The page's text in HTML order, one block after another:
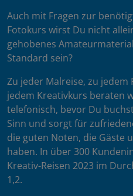
Auch mit Fragen zur
Fotokurs wirst Du nicht
gehobenes
Standard sein?
Zu jeder Malreise, zu
jedem Kreativkurs beraten
telefonisch, bevor Du
Sinn und sorgt für
die guten Noten, die Gäste
haben. In über 300
Kreativ-Reisen 2023 im
1,2.